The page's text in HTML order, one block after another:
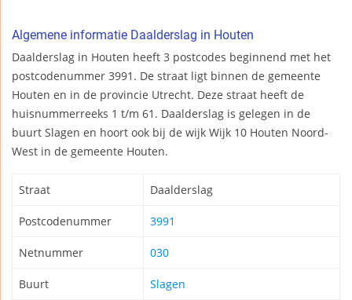
Algemene informatie Daalderslag in Houten
Daalderslag in Houten heeft 3 postcodes beginnend met het
postcodenummer 3991. De straat ligt binnen de gemeente
Houten en in de provincie Utrecht. Deze straat heeft de
huisnummerreeks 1 t/m 61. Daalderslag is gelegen in de
buurt Slagen en hoort ook bij de wijk Wijk 10 Houten Noord-
West in de gemeente Houten.
Straat Daalderslag
Postcodenummer 3991
Netnummer 030
Buurt Slagen